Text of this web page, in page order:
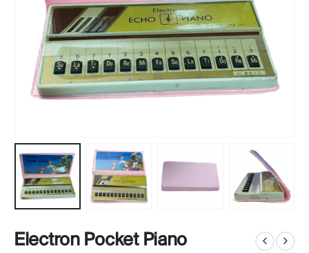
Electron Pocket Piano